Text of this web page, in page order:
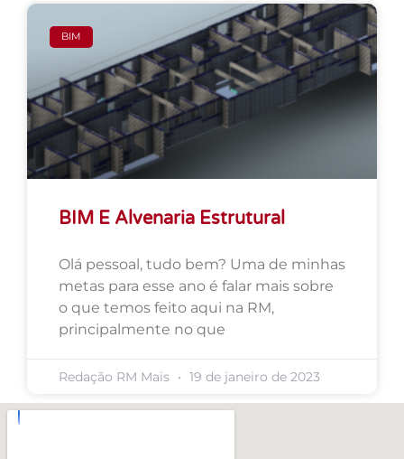
BIM
BIM E Alvenaria Estrutural
Olá pessoal, tudo bem? Uma de minhas
metas para esse ano é falar mais sobre
o que temos feito aqui na RM,
principalmente no que
Redação RM Mais 19 de janeiro de 2023